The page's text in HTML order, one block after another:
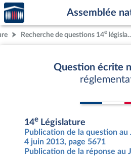
Aller au contenu
Aller en bas de la page
Accèder
à la
page
d'accueil
Assemblée
Recherche de questions 14e législature
Question écrite
14e Législature
Publication de la question
4 juin 2013, page 5671
Publication de la réponse au